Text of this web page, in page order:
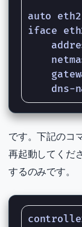
auto eth2
iface
です。下記のコ
再起動してくだ
するのみです。